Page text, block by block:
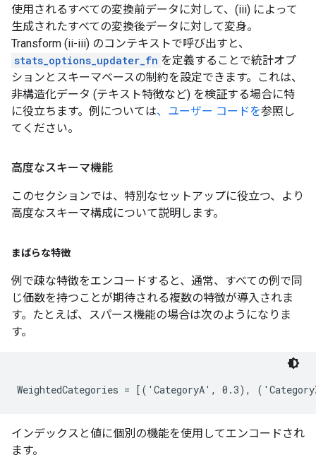
使用されるすべての変換前データに対して、(iii) によって
生成されたすべての変換後データに対して変身。
Transform (ii-iii) のコンテキストで呼び出すと、
stats_options_updater_fn を定義することで統計オプ
ションとスキーマベースの制約を設定できます。これは、
非構造化データ (テキスト特徴など) を検証する場合に特
に役立ちます。例については、ユーザー コードを参照し
てください。
高度なスキーマ機能
このセクションでは、特別なセットアップに役立つ、より
高度なスキーマ構成について説明します。
まばらな特徴
例で疎な特徴をエンコードすると、通常、すべての例で同
じ価数を持つことが期待される複数の特徴が導入されま
す。たとえば、スパース機能の場合は次のようになりま
す。
インデックスと値に個別の機能を使用してエンコードされ
ます。